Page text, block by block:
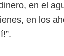
en el
en los